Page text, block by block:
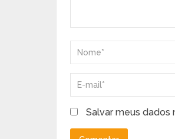
Salvar meus dados